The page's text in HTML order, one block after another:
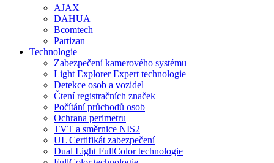
AJAX
DAHUA
Bcomtech
Partizan
Technologie
Zabezpečení kamerového systému
Light Explorer Expert technologie
Detekce osob a vozidel
Čtení registračních značek
Počítání průchodů osob
Ochrana perimetru
TVT a směrnice NIS2
UL Certifikát zabezpečení
Dual Light FullColor technologie